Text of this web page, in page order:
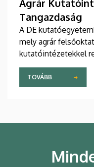
Agrár
Tangazdaság
A DE
mely agrár
kutatóintézetekkel
TOVÁBB